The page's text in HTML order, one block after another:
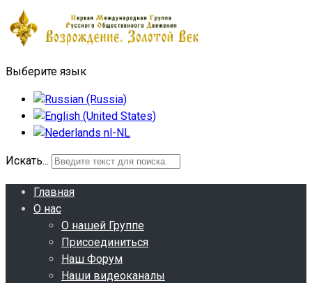
Выберите язык
Искать...
Главная
О нас
О нашей Группе
Присоединиться
Наш Форум
Наши видеоканалы